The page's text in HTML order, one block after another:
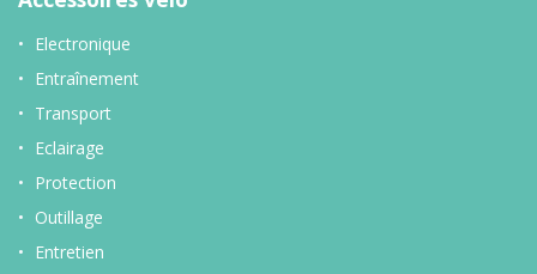
Electronique
Entraînement
Transport
Eclairage
Protection
Outillage
Entretien